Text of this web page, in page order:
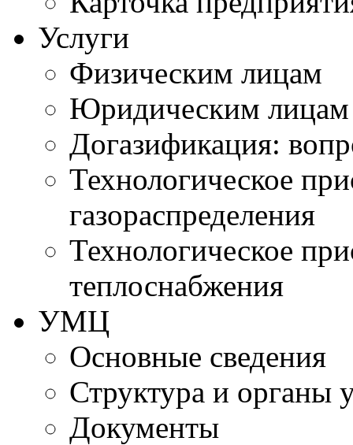
Услуги
Физическим лицам
Юридическим лицам
Догазификация:
Технологическое
газораспределения
Технологическое
теплоснабжения
УМЦ
Основные сведения
Структура и органы
Документы